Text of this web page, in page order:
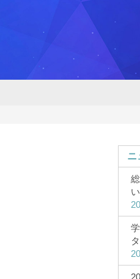
オープンキャンパス（3月・5月
ニ